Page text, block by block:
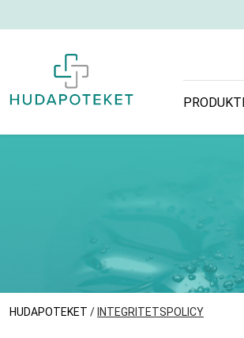
HUDAPOTEKET / INTEGRITETSPOLICY